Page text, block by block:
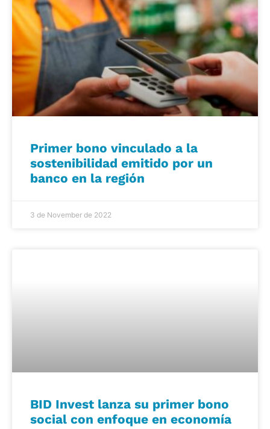
Primer bono vinculado a la
sostenibilidad emitido por un
banco en la región
3 de November de 2022
BID Invest lanza su primer bono
social con enfoque en economía